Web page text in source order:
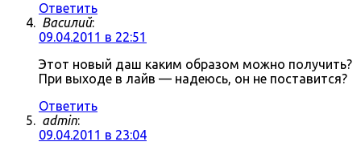
Ответить
Василий:
09.04.2011 в 22:51
Этот новый даш каким образом можно получить?
При выходе в лайв — надеюсь, он не поставится?
Ответить
admin:
09.04.2011 в 23:04